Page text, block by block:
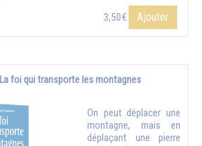
3,50€ Ajouter
La foi qui transporte les montagnes
On peut déplacer une
montagne, mais en
déplaçant une pierre